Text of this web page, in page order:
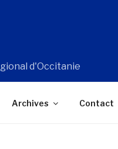
d'Occitanie
Archives Contact